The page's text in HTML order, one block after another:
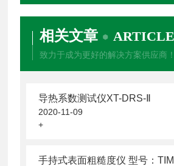
相关文章
致力于成为更好的解决方案供应商！
导热系数测试仪XT-DRS-Ⅱ
2020-11-09
+
手持式表面粗糙度仪 型号：